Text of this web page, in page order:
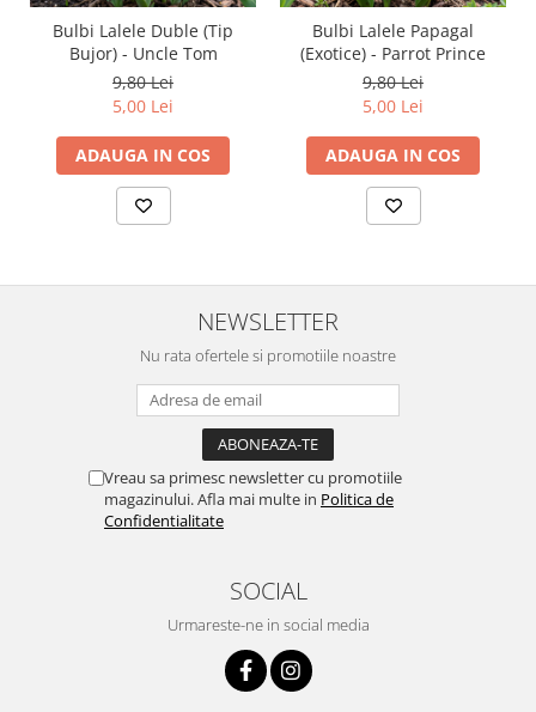
Bulbi Lalele Duble (Tip
Bujor) - Uncle Tom
9,80 Lei
5,00 Lei
ADAUGA IN COS
Bulbi Lalele Papagal
(Exotice) - Parrot Prince
9,80 Lei
5,00 Lei
ADAUGA IN COS
NEWSLETTER
Nu rata ofertele si promotiile noastre
Vreau sa primesc newsletter cu promotiile
magazinului. Afla mai multe in Politica de
Confidentialitate
SOCIAL
Urmareste-ne in social media